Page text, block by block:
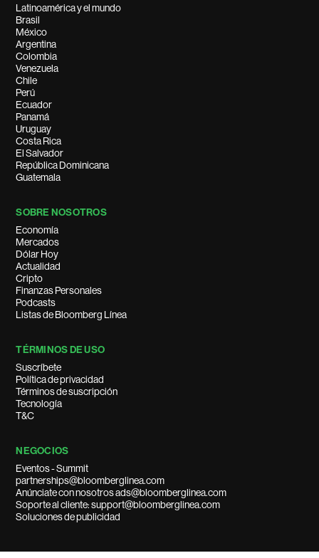
Latinoamérica y el mundo
Brasil
México
Argentina
Colombia
Venezuela
Chile
Perú
Ecuador
Panamá
Uruguay
Costa Rica
El Salvador
República Dominicana
Guatemala
SOBRE NOSOTROS
Economía
Mercados
Dólar Hoy
Actualidad
Cripto
Finanzas Personales
Podcasts
Listas de Bloomberg Línea
TÉRMINOS DE USO
Suscríbete
Política de privacidad
Términos de suscripción
Tecnología
T&C
NEGOCIOS
Eventos - Summit
partnerships@bloomberglinea.com
Anúnciate con nosotros ads@bloomberglinea.com
Soporte al cliente: support@bloomberglinea.com
Soluciones de publicidad